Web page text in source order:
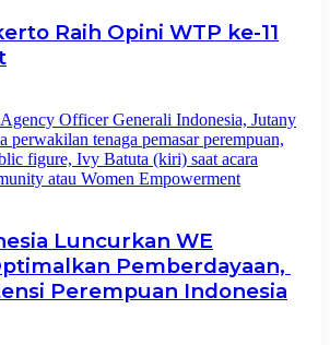
Raih Opini WTP ke-11
Luncurkan WE
Pemberdayaan,
Perempuan Indonesia